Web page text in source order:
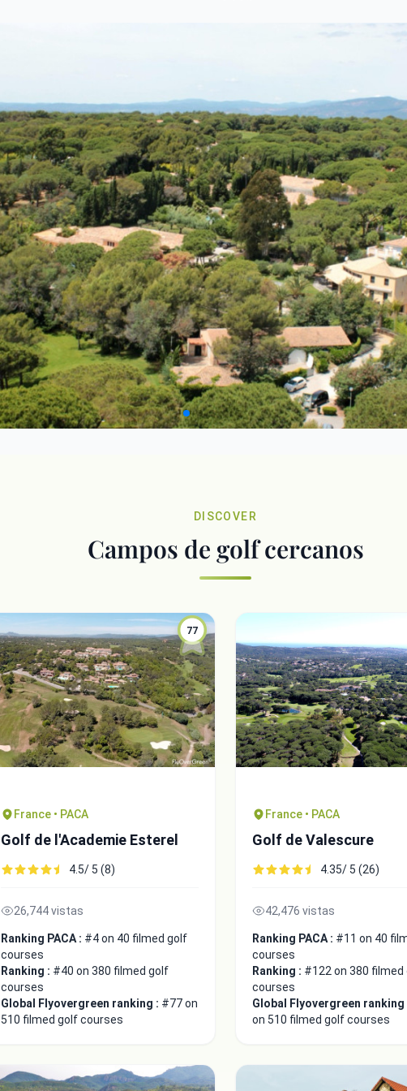
DISCOVER
Campos de golf cercanos
77
France • PACA
Golf de l'Academie Esterel
4.5/ 5 (8)
26,744 vistas
Ranking PACA : #4 on 40 filmed golf
courses
Ranking : #40 on 380 filmed golf
courses
Global Flyovergreen ranking : #77 on
510 filmed golf courses
France • PACA
Golf de Valescure
4.35/ 5 (26)
42,476 vistas
Ranking PACA : #11 on 40
courses
Ranking : #122 on 380 filmed
courses
Global Flyovergreen
on 510 filmed golf courses